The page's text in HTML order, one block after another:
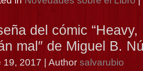
del cómic
mal″ de Miguel B.
19, 2017 | Author salvarubio